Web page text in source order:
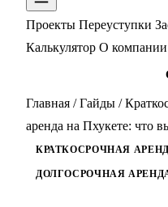
Проекты Переуступки
Калькулятор О компании
Главная / Гайды /
аренда на Пхукете: что
КРАТКОСРОЧНАЯ
ДОЛГОСРОЧНАЯ